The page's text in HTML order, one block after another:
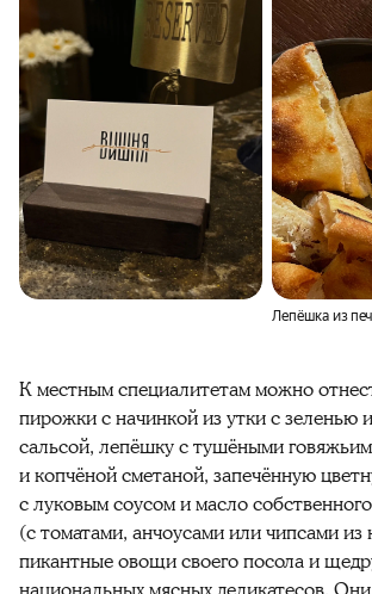
Лепёшка из
К местным специалитетам можно
пирожки с начинкой из утки с зеленью
сальсой, лепёшку с тушёными
и копчёной сметаной, запечённую
с луковым соусом и масло
(с томатами, анчоусами или чипсами из
пикантные овощи своего посола и